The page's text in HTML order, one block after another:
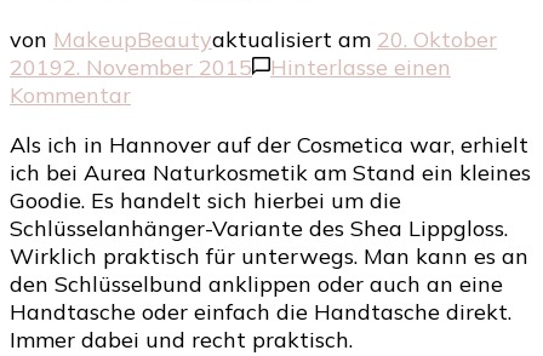
von MakeupBeautyaktualisiert am 20. Oktober
20192. November 2015
Hinterlasse einen
Kommentarzu
Shea
Lippgloss
Als ich in Hannover auf der Cosmetica war, erhielt
ich bei Aurea Naturkosmetik am Stand ein kleines
Goodie. Es handelt sich hierbei um die
Schlüsselanhänger-Variante des Shea Lippgloss.
Wirklich praktisch für unterwegs. Man kann es an
den Schlüsselbund anklippen oder auch an eine
Handtasche oder einfach die Handtasche direkt.
Immer dabei und recht praktisch.